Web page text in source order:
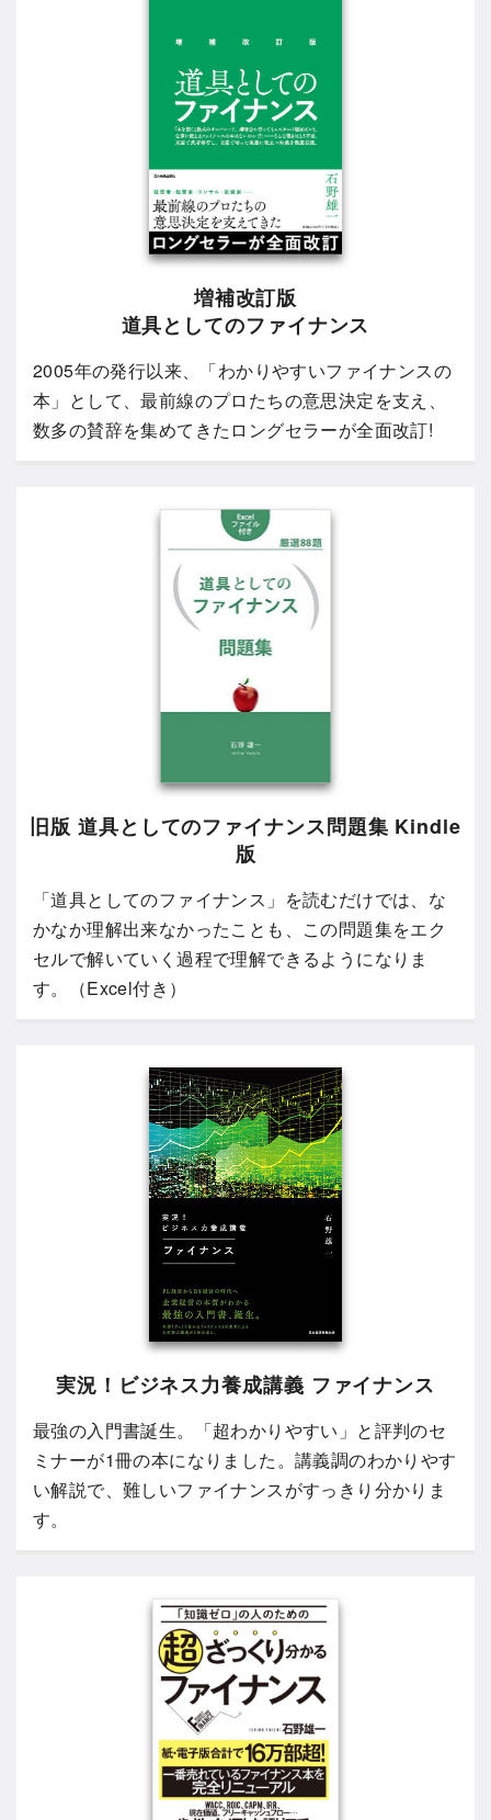
増補改訂版
道具としてのファイナンス
2005年の発行以来、「わかりやすいファイナンスの
本」として、最前線のプロたちの意思決定を支え、
数多の賛辞を集めてきたロングセラーが全面改訂!
旧版 道具としてのファイナンス問題集 Kindle
版
「道具としてのファイナンス」を読むだけでは、な
かなか理解出来なかったことも、この問題集をエク
セルで解いていく過程で理解できるようになりま
す。（Excel付き）
実況！ビジネス力養成講義 ファイナンス
最強の入門書誕生。「超わかりやすい」と評判のセ
ミナーが1冊の本になりました。講義調のわかりやす
い解説で、難しいファイナンスがすっきり分かりま
す。